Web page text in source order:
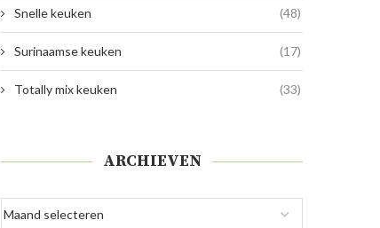
Snelle keuken (48)
Surinaamse keuken (17)
Totally mix keuken (33)
ARCHIEVEN